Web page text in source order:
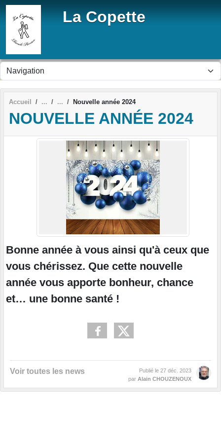
La Copette
Accueil Nouvelle année 2024
NOUVELLE ANNÉE 2024
Bonne année à vous ainsi qu'à ceux que
vous chérissez. Que cette nouvelle
année vous apporte bonheur, chance
et… une bonne santé !
Voir toutes les news Publié le 27 déc. 2023
par Alain CHOUZENOUX
Panneau de gestion des cookies